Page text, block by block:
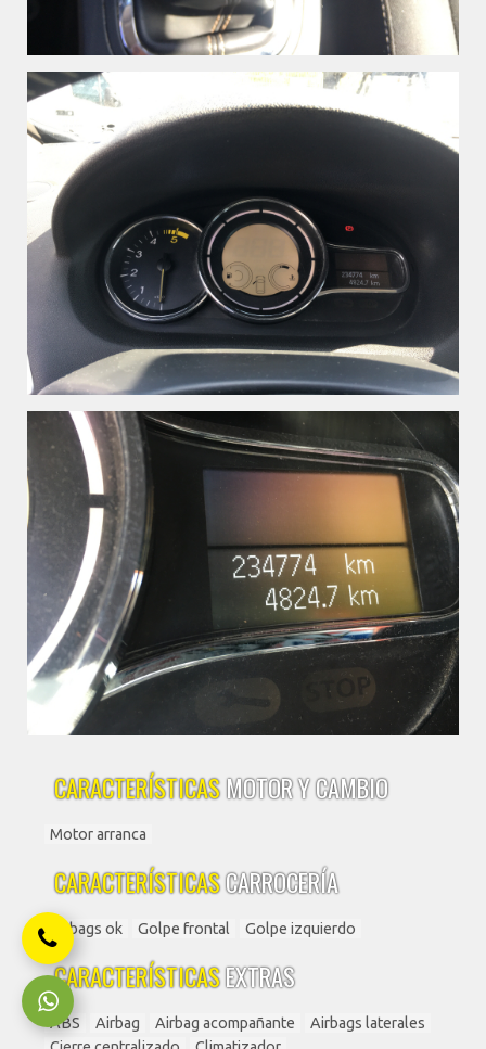
CARACTERÍSTICASMOTOR Y CAMBIO
Motor arranca
CARACTERÍSTICASCARROCERÍA
Airbags ok Golpe frontal Golpe izquierdo
CARACTERÍSTICASEXTRAS
ABS Airbag Airbag acompañante
Airbags laterales